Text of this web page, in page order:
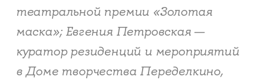
театральной премии «Золотая
маска»; Евгения Петровская —
куратор резиденций и мероприятий
в Доме творчества Переделкино,